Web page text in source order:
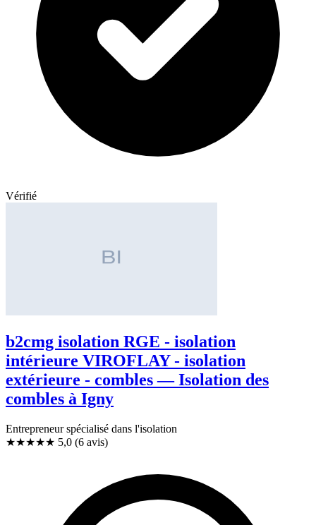
Vérifié
b2cmg isolation RGE - isolation
intérieure VIROFLAY - isolation
extérieure - combles — Isolation des
combles à Igny
Entrepreneur spécialisé dans l'isolation
★★★★★ 5,0 (6 avis)